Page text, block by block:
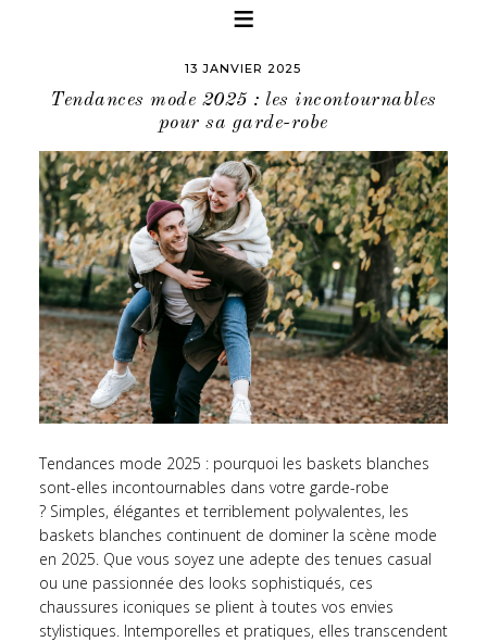
13 JANVIER 2025
Tendances mode 2025 : les incontournables
pour sa garde-robe
Tendances mode 2025 : pourquoi les baskets blanches
sont-elles incontournables dans votre garde-robe
? Simples, élégantes et terriblement polyvalentes, les
baskets blanches continuent de dominer la scène mode
en 2025. Que vous soyez une adepte des tenues casual
ou une passionnée des looks sophistiqués, ces
chaussures iconiques se plient à toutes vos envies
stylistiques. Intemporelles et pratiques, elles transcendent